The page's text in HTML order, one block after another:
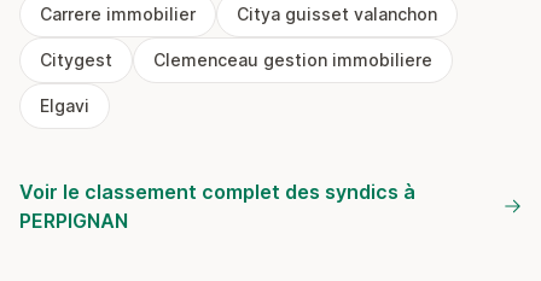
Carrere immobilier Citya guisset valanchon
Citygest Clemenceau gestion immobiliere
Elgavi
Voir le classement complet des syndics à
PERPIGNAN